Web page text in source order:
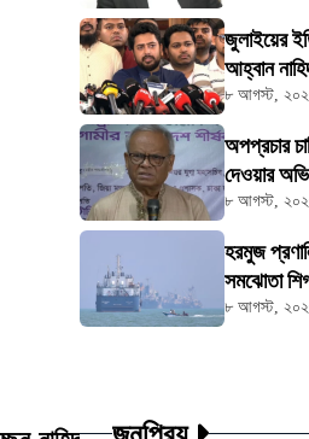
জুলাইয়ের
আহ্বান
৮ আগস্ট,
অপপ্রচার
দেওয়ার
৮ আগস্ট,
হরমুজ
সমঝোতা
৮ আগস্ট,